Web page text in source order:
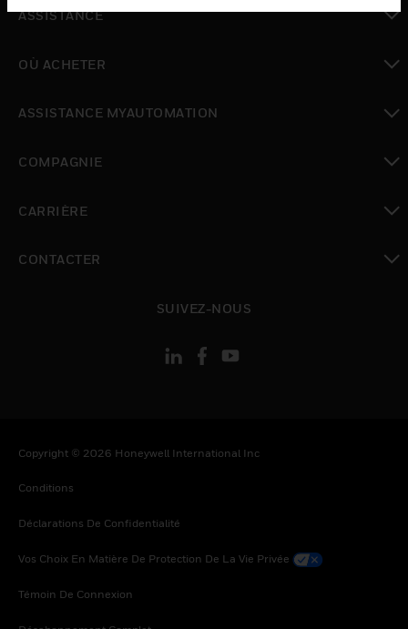
ASSISTANCE
OÙ ACHETER
ASSISTANCE MYAUTOMATION
COMPAGNIE
CARRIÈRE
CONTACTER
SUIVEZ-NOUS
Copyright © 2026 Honeywell International Inc
Conditions
Déclarations De Confidentialité
Vos Choix En Matière De Protection De La Vie Privée
Témoin De Connexion